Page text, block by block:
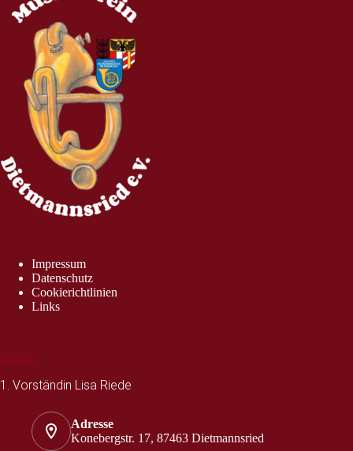
Impressum
Datenschutz
Cookierichtlinien
Links
Kontakt
1. Vorständin Lisa Riede
Adresse
Konebergstr. 17, 87463 Dietmannsried